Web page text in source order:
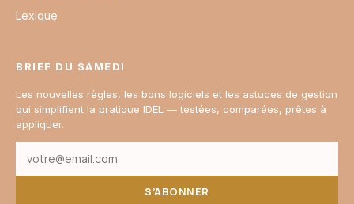
Lexique
BRIEF DU SAMEDI
Les nouvelles règles, les bons logiciels et les astuces de gestion
qui simplifient la pratique IDEL — testées, comparées, prêtes à
appliquer.
S’ABONNER